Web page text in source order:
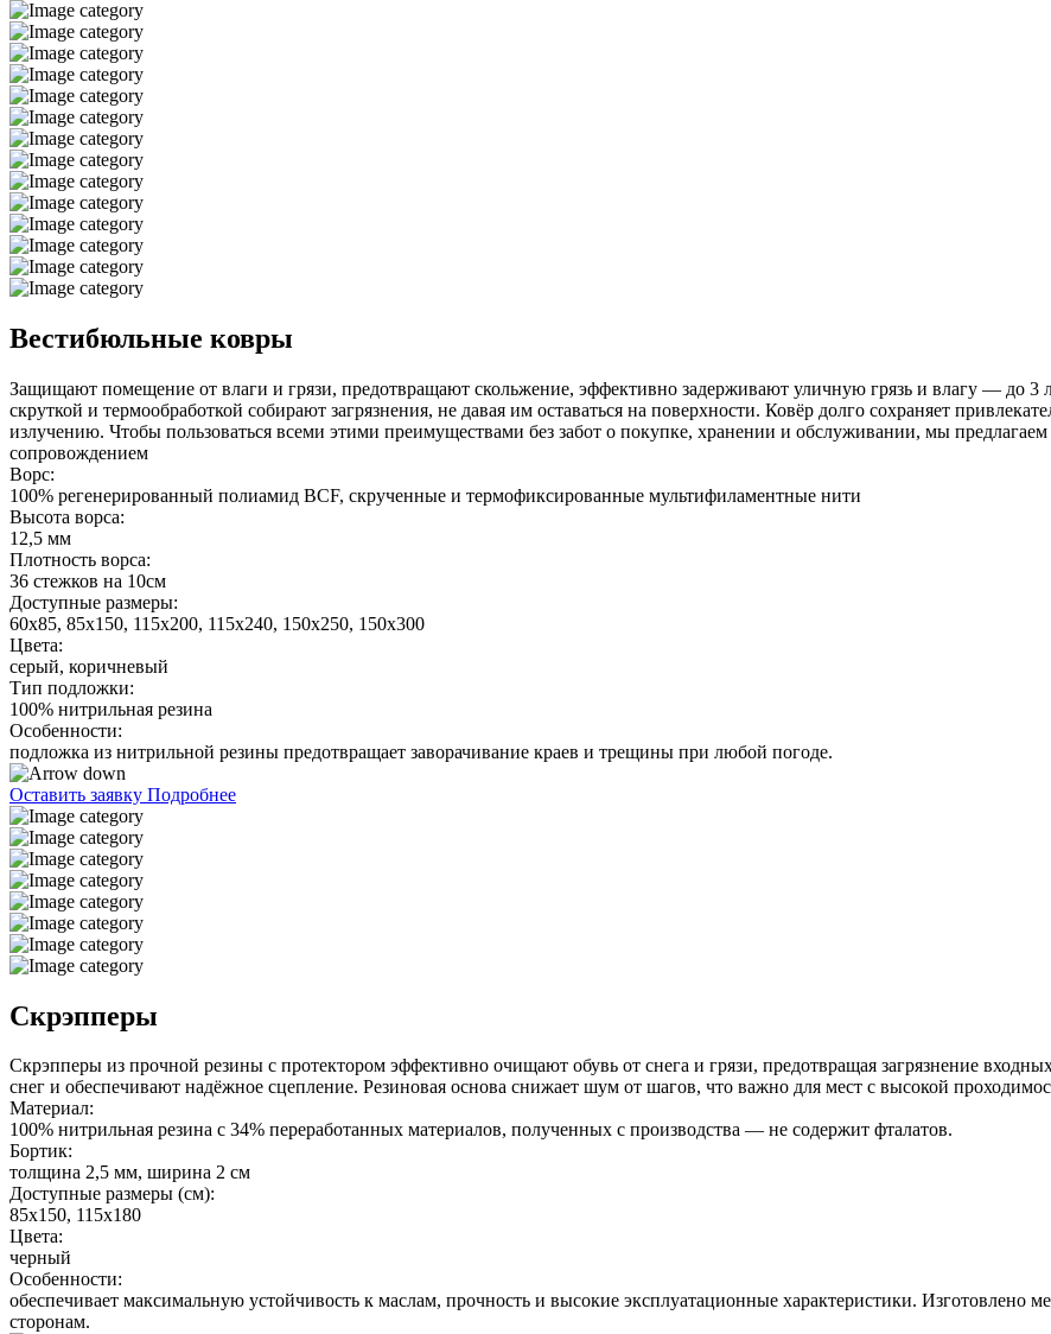
Вестибюльные ковры
Защищают помещение от влаги и грязи, предотвращают скольжение, эффективно задерживают уличную грязь и влагу — до 3
скруткой и термообработкой собирают загрязнения, не давая им оставаться на поверхности. Ковёр долго сохраняет
излучению. Чтобы пользоваться всеми этими преимуществами без забот о покупке, хранении и обслуживании, мы
сопровождением
Ворс:
100% регенерированный полиамид BCF, скрученные и термофиксированные мультифиламентные нити
Высота ворса:
12,5 мм
Плотность ворса:
36 стежков на 10см
Доступные размеры:
60х85, 85х150, 115х200, 115х240, 150х250, 150х300
Цвета:
серый, коричневый
Тип подложки:
100% нитрильная резина
Особенности:
подложка из нитрильной резины предотвращает заворачивание краев и трещины при любой погоде.
Оставить заявку Подробнее
Скрэпперы
Скрэпперы из прочной резины с протектором эффективно очищают обувь от снега и грязи, предотвращая загрязнение
снег и обеспечивают надёжное сцепление. Резиновая основа снижает шум от шагов, что важно для мест с высокой
Материал:
100% нитрильная резина с 34% переработанных материалов, полученных с производства — не содержит фталатов.
Бортик:
толщина 2,5 мм, ширина 2 см
Доступные размеры (см):
85х150, 115х180
Цвета:
черный
Особенности:
обеспечивает максимальную устойчивость к маслам, прочность и высокие эксплуатационные характеристики.
сторонам.